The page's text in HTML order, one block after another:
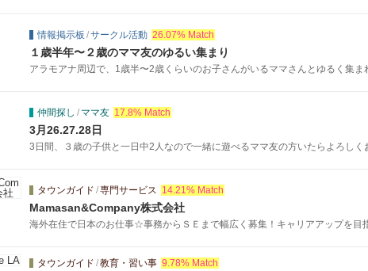
情報掲示板 /サークル活動 26.07% Match
１歳半年〜２歳のママ友のゆるい集まり
アラモアナ周辺で、1歳半〜2歳くらいのお子さんがいるママさんとゆるく集
仲間探し / ママ友 17.8% Match
3月26.27.28日
3日間、３歳の子供と一日中2人なので一緒に遊べるママ友の方いたらよろしく
タウンガイド /専門サービス 14.21% Match
Mamasan&Company株式会社
海外在住で日本のお仕事☆事務からＳＥまで幅広く募集！キャリアアップを目
タウンガイド /教育・習い事 9.78% Match